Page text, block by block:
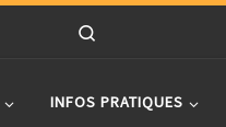
INFOS PRATIQUES